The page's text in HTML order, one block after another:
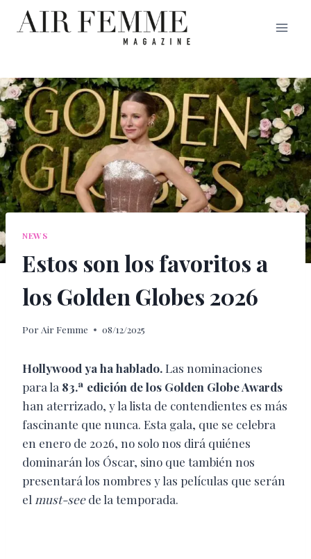
Saltar
NEWS
Estos son los favoritos a
los Golden Globes 2026
Por Air Femme 08/12/2025
Hollywood ya ha hablado.Las nominaciones
para la 83.ª edición de los Golden Globe Awards
han aterrizado, y la lista de contendientes es más
fascinante que nunca. Esta gala, que se celebra
en enero de 2026, no solo nos dirá quiénes
dominarán los Óscar, sino que también nos
presentará los nombres y las películas que serán
el must-seede la temporada.